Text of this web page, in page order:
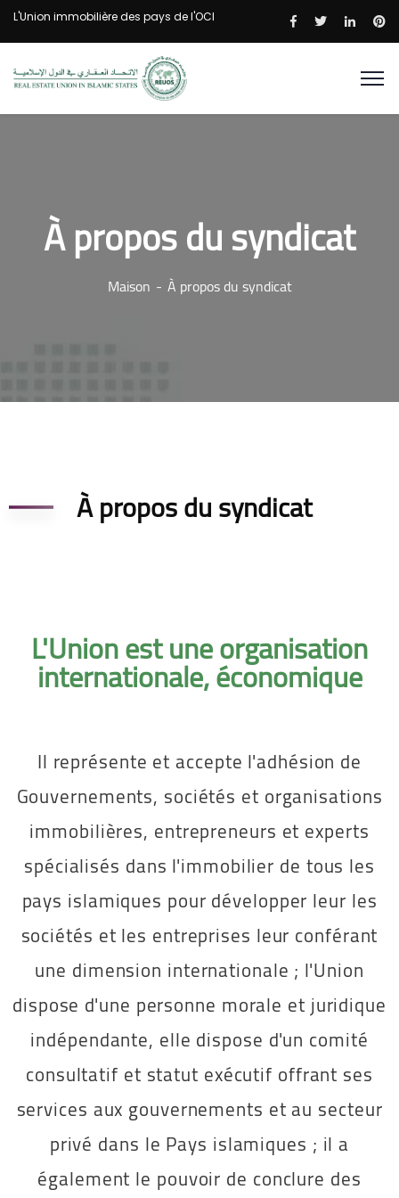
L'Union immobilière des pays de l'OCI
À propos du syndicat
Maison À propos du syndicat
À propos du syndicat
L'Union est une organisation
internationale, économique
Il représente et accepte l'adhésion de
Gouvernements, sociétés et organisations
immobilières, entrepreneurs et experts
spécialisés dans l'immobilier de tous les
pays islamiques pour développer leur les
sociétés et les entreprises leur conférant
une dimension internationale ; l'Union
dispose d'une personne morale et juridique
indépendante, elle dispose d'un comité
consultatif et statut exécutif offrant ses
services aux gouvernements et au secteur
privé dans le Pays islamiques ; il a
également le pouvoir de conclure des